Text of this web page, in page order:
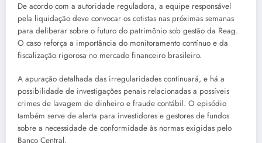
De acordo com a autoridade reguladora, a equipe responsável
pela liquidação deve convocar os cotistas nas próximas semanas
para deliberar sobre o futuro do patrimônio sob gestão da Reag.
O caso reforça a importância do monitoramento contínuo e da
fiscalização rigorosa no mercado financeiro brasileiro.
A apuração detalhada das irregularidades continuará, e há a
possibilidade de investigações penais relacionadas a possíveis
crimes de lavagem de dinheiro e fraude contábil. O episódio
também serve de alerta para investidores e gestores de fundos
sobre a necessidade de conformidade às normas exigidas pelo
Banco Central.